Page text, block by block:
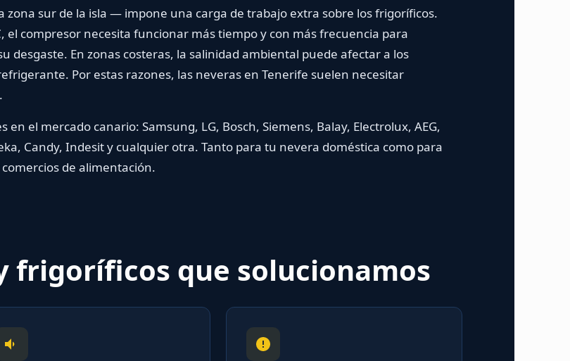
sur de la isla — impone una carga de trabajo extra sobre los frigoríficos.
compresor necesita funcionar más tiempo y con más frecuencia para
En zonas costeras, la salinidad ambiental puede afectar a los
Por estas razones, las neveras en Tenerife suelen necesitar
en el mercado canario: Samsung, LG, Bosch, Siemens, Balay, Electrolux, AEG,
Candy, Indesit y cualquier otra. Tanto para tu nevera doméstica como para
de alimentación.
frigoríficos que solucionamos